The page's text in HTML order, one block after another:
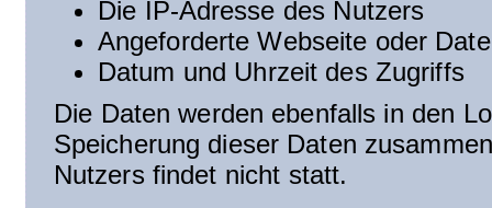
Die IP-Adresse des Nutzers
Angeforderte Webseite oder
Datum und Uhrzeit des Zugriffs
Die Daten werden ebenfalls in den
Speicherung dieser Daten
Nutzers findet nicht statt.